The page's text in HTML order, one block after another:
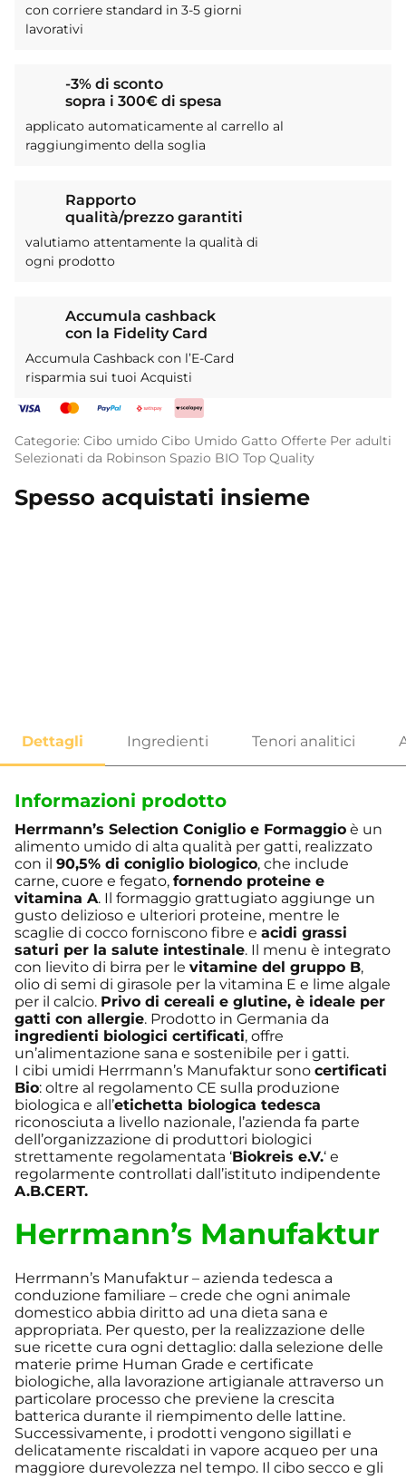
con corriere standard in 3-5 giorni
lavorativi
-3% di sconto
sopra i 300€ di spesa
applicato automaticamente al carrello al
raggiungimento della soglia
Rapporto
qualità/prezzo garantiti
valutiamo attentamente la qualità di
ogni prodotto
Accumula cashback
con la Fidelity Card
Accumula Cashback con l’E-Card
risparmia sui tuoi Acquisti
Categorie: Cibo umido Cibo Umido Gatto Offerte Per adulti
Selezionati da Robinson Spazio BIO Top Quality
Spesso acquistati insieme
Informazioni prodotto
Herrmann’s Selection Coniglio e Formaggio è un
alimento umido di alta qualità per gatti, realizzato
con il 90,5% di coniglio biologico, che include
carne, cuore e fegato, fornendo proteine e
vitamina A. Il formaggio grattugiato aggiunge un
gusto delizioso e ulteriori proteine, mentre le
scaglie di cocco forniscono fibre e acidi grassi
saturi per la salute intestinale. Il menu è integrato
con lievito di birra per le vitamine del gruppo B,
olio di semi di girasole per la vitamina E e lime algale
per il calcio. Privo di cereali e glutine, è ideale per
gatti con allergie. Prodotto in Germania da
ingredienti biologici certificati, offre
un’alimentazione sana e sostenibile per i gatti.
I cibi umidi Herrmann’s Manufaktur sono certificati
Bio: oltre al regolamento CE sulla produzione
biologica e all’etichetta biologica tedesca
riconosciuta a livello nazionale, l’azienda fa parte
dell’organizzazione di produttori biologici
strettamente regolamentata ‘Biokreis e.V.‘ e
regolarmente controllati dall’istituto indipendente
A.B.CERT.
Herrmann’s Manufaktur
Herrmann’s Manufaktur – azienda tedesca a
conduzione familiare – crede che ogni animale
domestico abbia diritto ad una dieta sana e
appropriata. Per questo, per la realizzazione delle
sue ricette cura ogni dettaglio: dalla selezione delle
materie prime Human Grade e certificate
biologiche, alla lavorazione artigianale attraverso un
particolare processo che previene la crescita
batterica durante il riempimento delle lattine.
Successivamente, i prodotti vengono sigillati e
delicatamente riscaldati in vapore acqueo per una
maggiore durevolezza nel tempo. Il cibo secco e gli